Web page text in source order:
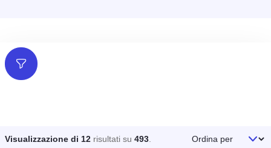
Filtri
Visualizzazione di 12 risultati su 493 Ordina per